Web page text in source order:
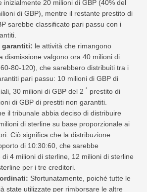
inizialmente 20 milioni di GBP (40% del
di GBP), mentre il restante prestito di
sarebbe classificato pari passu con i
garantiti: le attività che rimangono
dismissione valgono ora 40 milioni di
80-120), che sarebbero distribuiti tra i
pari passu: 10 milioni di GBP di
30 milioni di GBP del 2 ° prestito di
di GBP di prestiti non garantiti.
il tribunale abbia deciso di distribuire
di sterline su base proporzionale ai
Ciò significa che la distribuzione
di 10:30:60, che sarebbe
di 4 milioni di sterline, 12 milioni di sterline
per i tre creditori.
Sfortunatamente, poiché tutte le
state utilizzate per rimborsare le altre